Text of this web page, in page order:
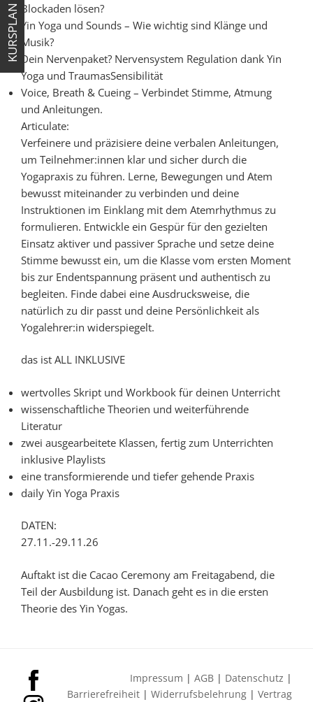
Blockaden lösen?
Yin Yoga und Sounds – Wie wichtig sind Klänge und
Musik?
Dein Nervenpaket? Nervensystem Regulation dank Yin
Yoga und TraumasSensibilität
Voice, Breath & Cueing – Verbindet Stimme, Atmung
und Anleitungen.
Articulate:
Verfeinere und präzisiere deine verbalen Anleitungen,
um Teilnehmer:innen klar und sicher durch die
Yogapraxis zu führen. Lerne, Bewegungen und Atem
bewusst miteinander zu verbinden und deine
Instruktionen im Einklang mit dem Atemrhythmus zu
formulieren. Entwickle ein Gespür für den gezielten
Einsatz aktiver und passiver Sprache und setze deine
Stimme bewusst ein, um die Klasse vom ersten Moment
bis zur Endentspannung präsent und authentisch zu
begleiten. Finde dabei eine Ausdrucksweise, die
natürlich zu dir passt und deine Persönlichkeit als
Yogalehrer:in widerspiegelt.
das ist ALL INKLUSIVE
wertvolles Skript und Workbook für deinen Unterricht
wissenschaftliche Theorien und weiterführende
Literatur
zwei ausgearbeitete Klassen, fertig zum Unterrichten
inklusive Playlists
eine transformierende und tiefer gehende Praxis
daily Yin Yoga Praxis
DATEN:
27.11.-29.11.26
Auftakt ist die Cacao Ceremony am Freitagabend, die
Teil der Ausbildung ist. Danach geht es in die ersten
Theorie des Yin Yogas.
Impressum AGB
Datenschutz
Barrierefreiheit
Widerrufsbelehrung Vertrag
KURSPLAN